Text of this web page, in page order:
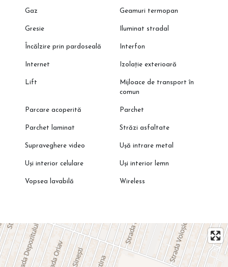
Gaz Geamuri termopan
Gresie Iluminat stradal
Încălzire prin pardoseală Interfon
Internet Izolație exterioară
Lift
Mijloace de transport în
comun
Parcare acoperită Parchet
Parchet laminat Străzi asfaltate
Supraveghere video Ușă intrare metal
Uși interior celulare Uși interior lemn
Vopsea lavabilă Wireless